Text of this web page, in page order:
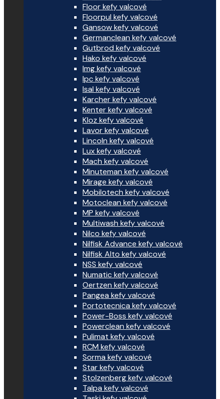
Floor kefy valcové
Floorpul kefy valcové
Gansow kefy valcové
Germanclean kefy valcové
Gutbrod kefy valcové
Hako kefy valcové
Img kefy valcové
Ipc kefy valcové
Isal kefy valcové
Karcher kefy valcové
Kenter kefy valcové
Kloz kefy valcové
Lavor kefy valcové
Lincoln kefy valcové
Lux kefy valcové
Mach kefy valcové
Minuteman kefy valcové
Mirage kefy valcové
Mobilotech kefy valcové
Motoclean kefy valcové
MP kefy valcové
Multiwash kefy valcové
Nilco kefy valcové
Nilfisk Advance kefy valcové
Nilfisk Alto kefy valcové
NSS kefy valcové
Numatic kefy valcové
Oertzen kefy valcové
Pangea kefy valcové
Portotecnica kefy valcové
Power-Boss kefy valcové
Powerclean kefy valcové
Pulimat kefy valcové
RCM kefy valcové
Sorma kefy valcové
Star kefy valcové
Stolzenberg kefy valcové
Talpa kefy valcové